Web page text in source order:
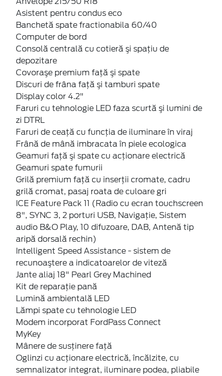
Asistent pentru condus eco
Banchetă spate fractionabila 60/40
Computer de bord
Consolă centrală cu cotieră şi spaţiu de
depozitare
Covoraşe premium faţă şi spate
Discuri de frâna faţă şi tamburi spate
Display color 4.2"
Faruri cu tehnologie LED faza scurtă şi lumini de
zi DTRL
Faruri de ceaţă cu funcţia de iluminare în viraj
Frână de mână imbracata în piele ecologica
Geamuri faţă şi spate cu acţionare electrică
Geamuri spate fumurii
Grilă premium faţă cu inserţii cromate, cadru
grilă cromat, pasaj roata de culoare gri
ICE Feature Pack 11 (Radio cu ecran touchscreen
8", SYNC 3, 2 porturi USB, Navigaţie, Sistem
audio B&O Play, 10 difuzoare, DAB, Antenă tip
aripă dorsală rechin)
Intelligent Speed Assistance - sistem de
recunoaştere a indicatoarelor de viteză
Jante aliaj 18" Pearl Grey Machined
Kit de reparaţie pană
Lumină ambientală LED
Lămpi spate cu tehnologie LED
Modem incorporat FordPass Connect
MyKey
Mânere de susţinere faţă
Oglinzi cu acţionare electrică, încălzite, cu
semnalizator integrat, iluminare podea, pliabile